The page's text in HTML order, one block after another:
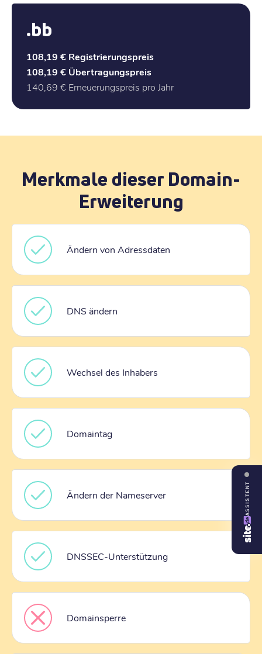
.bb
108,19 € Registrierungspreis
108,19 € Übertragungspreis
140,69 € Erneuerungspreis pro Jahr
Merkmale dieser Domain-
Erweiterung
Ändern von Adressdaten
DNS ändern
Wechsel des Inhabers
Domaintag
Ändern der Nameserver
DNSSEC-Unterstützung
Domainsperre
ASSISTENT